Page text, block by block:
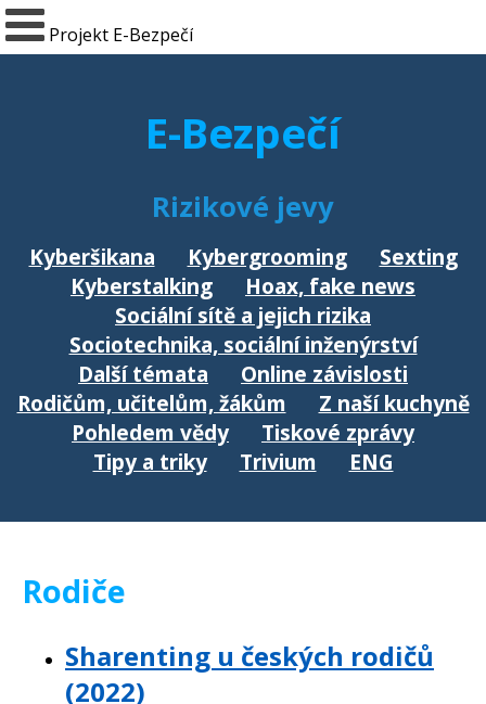
Projekt E-Bezpečí
E-Bezpečí
Rizikové jevy
Kyberšikana Kybergrooming
Sexting
Kyberstalking
Hoax, fake news
Sociální sítě a jejich rizika
Sociotechnika, sociální inženýrství
Další témata
Online závislosti
Rodičům, učitelům, žákům
Z naší kuchyně
Pohledem vědy
Tiskové zprávy
Tipy a triky
Trivium ENG
Rodiče
Sharenting u českých rodičů
(2022)